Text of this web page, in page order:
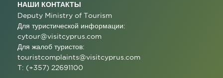
НАШИ КОНТАКТЫ
Deputy Ministry of Tourism
Для туристической информации:
cytour@visitcyprus.com
Для жалоб туристов:
touristcomplaints@visitcyprus.com
T: (+357) 22691100